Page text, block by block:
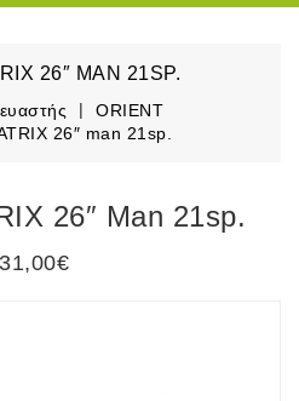
26″ MAN 21SP.
ORIENT
26″ man 21sp.
26″ Man 21sp.